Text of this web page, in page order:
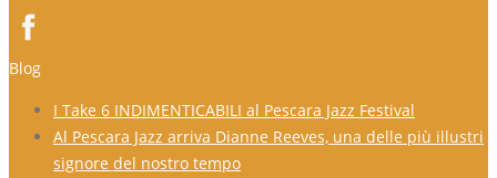
Blog
I Take 6 INDIMENTICABILI al Pescara Jazz Festival
Al Pescara Jazz arriva Dianne Reeves, una delle più illustri
signore del nostro tempo